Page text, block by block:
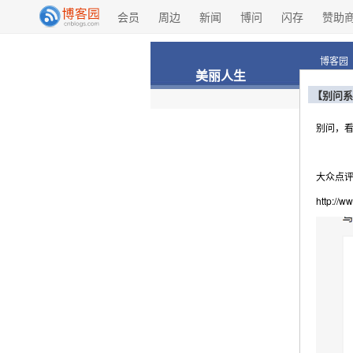
会员 周边 新闻 博问 闪存 赞助
美丽人生
博客园
【别问
别问，
大众点
http://